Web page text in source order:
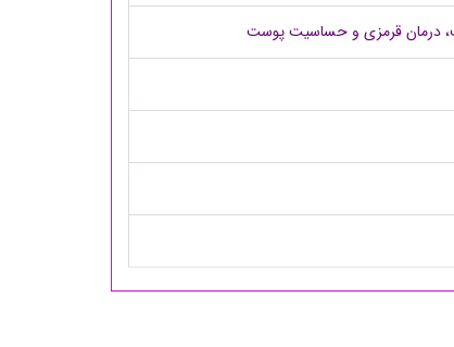
درمان قرمزی و حساسیت پوست